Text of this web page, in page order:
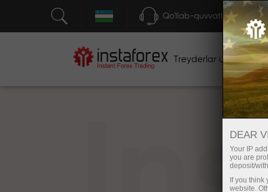
Qo'llab-quvvatlash
Treyderlar uchun
DEAR
Your IP
you are
deposit/
If you
website.